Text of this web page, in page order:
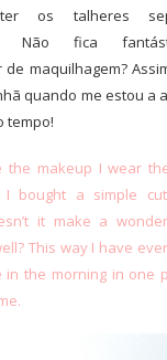
os talheres
Não fica
de maquilhagem?
quando me estou a
tempo!
the makeup I wear
I bought a simple
it make a
This way I have
in the morning in one